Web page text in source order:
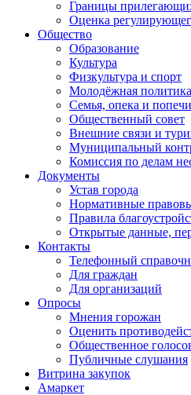
Границы
Оценка
Общество
Образование
Культура
Физкультура и спорт
Молодёжная политика
Семья, опека и
Общественный совет
Внешние связи и
Муниципальный
Комиссия по делам
Документы
Устав города
Нормативные
Правила
Открытые данные,
Контакты
Телефонный
Для граждан
Для организаций
Опросы
Мнения горожан
Оценить
Общественное
Публичные слушания
Витрина закупок
Амаркет